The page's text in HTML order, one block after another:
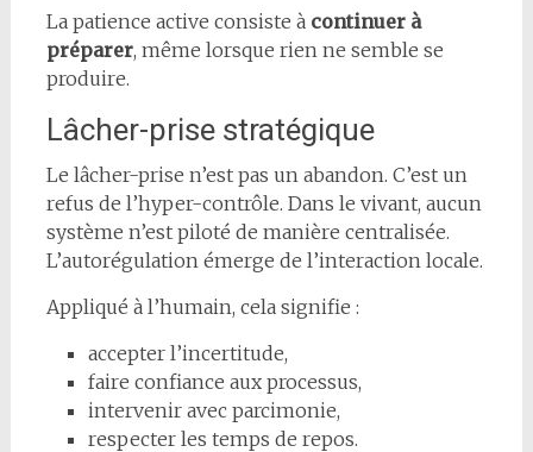
La patience active consiste à continuer à
préparer, même lorsque rien ne semble se
produire.
Lâcher-prise stratégique
Le lâcher-prise n’est pas un abandon. C’est un
refus de l’hyper-contrôle. Dans le vivant, aucun
système n’est piloté de manière centralisée.
L’autorégulation émerge de l’interaction locale.
Appliqué à l’humain, cela signifie :
accepter l’incertitude,
faire confiance aux processus,
intervenir avec parcimonie,
respecter les temps de repos.